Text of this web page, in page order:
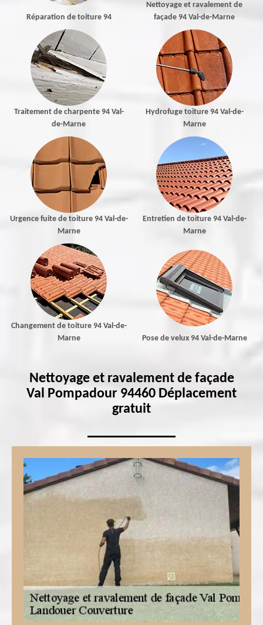
Réparation de toiture 94
Nettoyage et ravalement de
façade 94 Val-de-Marne
Traitement de charpente 94 Val-
de-Marne
Hydrofuge toiture 94 Val-de-
Marne
Urgence fuite de toiture 94 Val-de-
Marne
Entretien de toiture 94 Val-de-
Marne
Changement de toiture 94 Val-de-
Marne
Pose de velux 94 Val-de-Marne
Nettoyage et ravalement de façade
Val Pompadour 94460 Déplacement
gratuit